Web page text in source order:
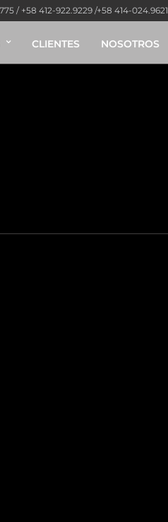
/ +58 412-922.9229 /+58 414-024.9621
CLIENTES NOSOTROS